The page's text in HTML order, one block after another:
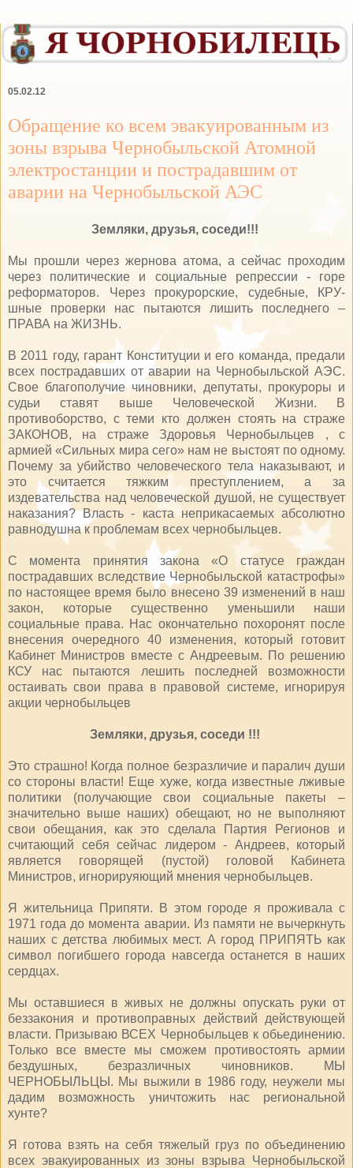
05.02.12
Обращение ко всем эвакуированным из
зоны взрыва Чернобыльской Атомной
электростанции и пострадавшим от
аварии на Чернобыльской АЭС
Земляки, друзья, соседи!!!
Мы прошли через жернова атома, а сейчас проходим
через политические и социальные репрессии - горе
реформаторов. Через прокурорские, судебные, КРУ-
шные проверки нас пытаются лишить последнего –
ПРАВА на ЖИЗНЬ.
В 2011 году, гарант Конституции и его команда, предали
всех пострадавших от аварии на Чернобыльской АЭС.
Свое благополучие чиновники, депутаты, прокуроры и
судьи ставят выше Человеческой Жизни. В
противоборство, с теми кто должен стоять на страже
ЗАКОНОВ, на страже Здоровья Чернобыльцев , с
армией «Сильных мира сего» нам не выстоят по одному.
Почему за убийство человеческого тела наказывают, и
это считается тяжким преступлением, а за
издевательства над человеческой душой, не существует
наказания? Власть - каста неприкасаемых абсолютно
равнодушна к проблемам всех чернобыльцев.
С момента принятия закона «О статусе граждан
пострадавших вследствие Чернобыльской катастрофы»
по настоящее время было внесено 39 изменений в наш
закон, которые существенно уменьшили наши
социальные права. Нас окончательно похоронят после
внесения очередного 40 изменения, который готовит
Кабинет Министров вместе с Андреевым. По решению
КСУ нас пытаются лешить последней возможности
остаивать свои права в правовой системе, игнорируя
акции чернобыльцев
Земляки, друзья, соседи !!!
Это страшно! Когда полное безразличие и паралич души
со стороны власти! Еще хуже, когда известные лживые
политики (получающие свои социальные пакеты –
значительно выше наших) обещают, но не выполняют
свои обещания, как это сделала Партия Регионов и
считающий себя сейчас лидером - Андреев, который
является говорящей (пустой) головой Кабинета
Министров, игнорируяющий мнения чернобыльцев.
Я жительница Припяти. В этом городе я проживала с
1971 года до момента аварии. Из памяти не вычеркнуть
наших с детства любимых мест. А город ПРИПЯТЬ как
символ погибшего города навсегда останется в наших
сердцах.
Мы оставшиеся в живых не должны опускать руки от
беззакония и противоправных действий действующей
власти. Призываю ВСЕХ Чернобыльцев к обьединению.
Только все вместе мы сможем противостоять армии
бездушных, безразличных чиновников. МЫ
ЧЕРНОБЫЛЬЦЫ. Мы выжили в 1986 году, неужели мы
дадим возможность уничтожить нас региональной
хунте?
Я готова взять на себя тяжелый груз по объединению
всех эвакуированных из зоны взрыва Чернобыльской